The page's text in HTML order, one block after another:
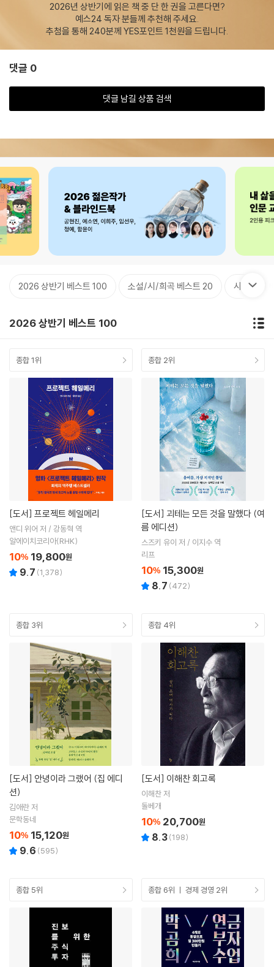
2026년 상반기에 읽은 책 중 단 한 권을 고른다면?
예스24 독자 분들께 추천해 주세요.
추첨을 통해 240분께 YES포인트 1천원을 드립니다.
댓글 0
댓글 남길 상품 검색
2026 상반기 베스트 100 소설/시/희곡 베스트 20 사회 정치
2026 상반기 베스트 100
종합 1위
[도서] 프로젝트 헤일메리
앤디 위어 저 / 강동혁 역
알에이치코리아(RHK)
10% 19,800원
9.7 (1,378)
종합 2위
[도서]
름 에디션)
스즈키 유이 저 / 이지수 역
리프
10% 15,300원
8.7 (472)
종합 3위
[도서]
션)
김애란 저
문학동네
10% 15,120원
9.6 (595)
종합 4위
[도서] 이해찬 회고록
이해찬 저
돌베개
10% 20,700원
8.3(198)
종합 5위 종합 6위 ㅣ 경제 경영 2위